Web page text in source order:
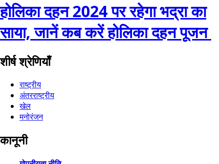
होलिका दहन 2024 पर रहेगा भद्रा का
साया, जानें कब करें होलिका दहन पूजन
शीर्ष श्रेणियाँ
राष्ट्रीय
अंतरराष्ट्रीय
खेल
मनोरंजन
कानूनी